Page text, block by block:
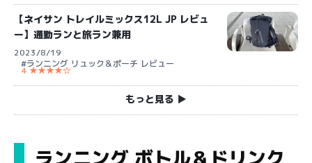
【ネイサン トレイルミックス12L JP レビュ
ー】通勤ランと旅ラン兼用
2023/8/19
#ランニング リュック＆ポーチ レビュー
4 ★★★★☆
もっと見る ▶︎